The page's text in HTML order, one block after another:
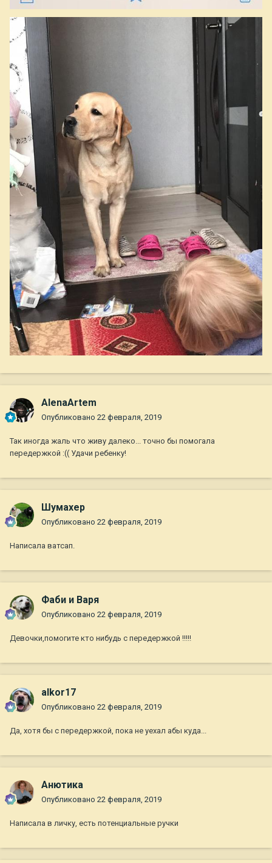
AlenaArtem
Опубликовано 22 февраля, 2019
Так иногда жаль что живу далеко... точно бы помогала
передержкой :(( Удачи ребенку!
Шумахер
Опубликовано 22 февраля, 2019
Написала ватсап.
Фаби и Варя
Опубликовано 22 февраля, 2019
Девочки,помогите кто нибудь с передержкой !!!!!
alkor17
Опубликовано 22 февраля, 2019
Да, хотя бы с передержкой, пока не уехал абы куда...
Анютика
Опубликовано 22 февраля, 2019
Написала в личку, есть потенциальные ручки